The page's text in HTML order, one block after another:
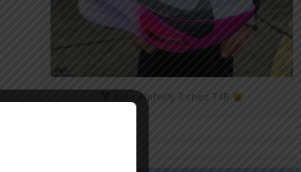
Nike Alphafly 3 chez T4R